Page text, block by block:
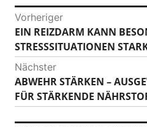
B
e
i
t
r
Vorheriger
V
o
r
h
e
r
i
EIN REIZDARM KANN
STRESSSITUATIONEN
Nächster
N
ä
c
ABWEHR STÄRKEN –
FÜR STÄRKENDE